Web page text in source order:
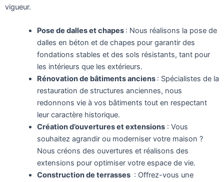
vigueur.
Pose de dalles et chapes : Nous réalisons la pose de
dalles en béton et de chapes pour garantir des
fondations stables et des sols résistants, tant pour
les intérieurs que les extérieurs.
Rénovation de bâtiments anciens : Spécialistes de la
restauration de structures anciennes, nous
redonnons vie à vos bâtiments tout en respectant
leur caractère historique.
Création d’ouvertures et extensions: Vous
souhaitez agrandir ou moderniser votre maison ?
Nous créons des ouvertures et réalisons des
extensions pour optimiser votre espace de vie.
Construction de terrasses : Offrez-vous une